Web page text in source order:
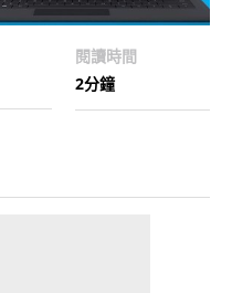
閱讀時間
2分鐘